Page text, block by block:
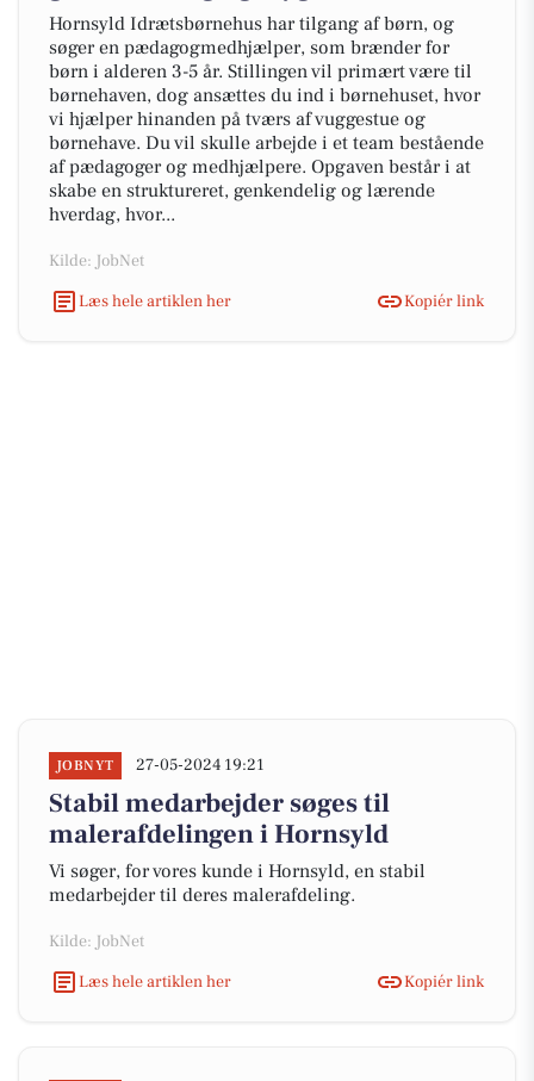
Hornsyld Idrætsbørnehus har tilgang af børn, og
søger en pædagogmedhjælper, som brænder for
børn i alderen 3-5 år. Stillingen vil primært være til
børnehaven, dog ansættes du ind i børnehuset, hvor
vi hjælper hinanden på tværs af vuggestue og
børnehave. Du vil skulle arbejde i et team bestående
af pædagoger og medhjælpere. Opgaven består i at
skabe en struktureret, genkendelig og lærende
hverdag, hvor...
Kilde: JobNet
Læs hele artiklen her
Kopiér link
JOBNYT 27-05-2024 19:21
Stabil medarbejder søges til
malerafdelingen i Hornsyld
Vi søger, for vores kunde i Hornsyld, en stabil
medarbejder til deres malerafdeling.
Kilde: JobNet
Læs hele artiklen her
Kopiér link